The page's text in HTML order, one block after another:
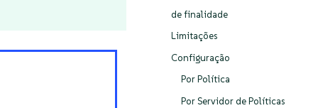
de finalidade
Limitações
Configuração
Por Política
Por Servidor de Políticas